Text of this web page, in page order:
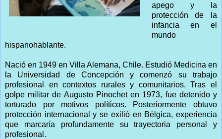
apego y la
protección de la
infancia en el
mundo
hispanohablante.
Nació en 1949 en Villa Alemana, Chile. Estudió Medicina en
la Universidad de Concepción y comenzó su trabajo
profesional en contextos rurales y comunitarios. Tras el
golpe militar de Augusto Pinochet en 1973, fue detenido y
torturado por motivos políticos. Posteriormente obtuvo
protección internacional y se exilió en Bélgica, experiencia
que marcaría profundamente su trayectoria personal y
profesional.